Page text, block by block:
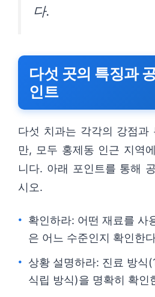
다.
다섯 곳의 특징과
인트
다섯 치과는 각각의 강점과
만, 모두 홍제동 인근 지역
니다. 아래 포인트를 통해
시오.
확인하라: 어떤 재료를 사
은 어느 수준인지 확인한
상황 설명하라: 진료 방식
식립 방식)을 명확히 확인